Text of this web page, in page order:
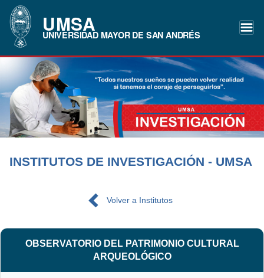
UMSA
UNIVERSIDAD MAYOR DE SAN ANDRÉS
INSTITUTOS DE INVESTIGACIÓN - UMSA
Volver a Institutos
OBSERVATORIO DEL PATRIMONIO CULTURAL
ARQUEOLÓGICO